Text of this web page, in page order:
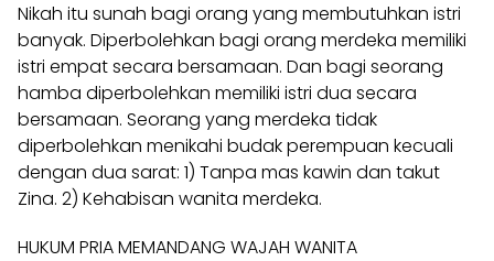
Nikah itu sunah bagi orang yang membutuhkan istri
banyak. Diperbolehkan bagi orang merdeka memiliki
istri empat secara bersamaan. Dan bagi seorang
hamba diperbolehkan memiliki istri dua secara
bersamaan. Seorang yang merdeka tidak
diperbolehkan menikahi budak perempuan kecuali
dengan dua sarat: 1) Tanpa mas kawin dan takut
Zina. 2) Kehabisan wanita merdeka.
HUKUM PRIA MEMANDANG WAJAH WANITA